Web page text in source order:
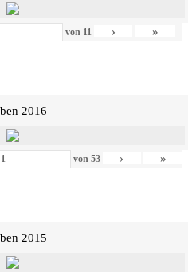
von 11 › »
2016
von 53 › »
2015